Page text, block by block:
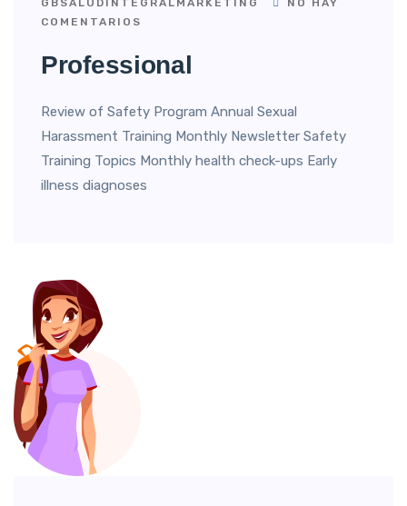
GBSALUDINTEGRALMARKETING
NO HAY
COMENTARIOS
Professional
Review of Safety Program Annual Sexual
Harassment Training Monthly Newsletter Safety
Training Topics Monthly health check-ups Early
illness diagnoses